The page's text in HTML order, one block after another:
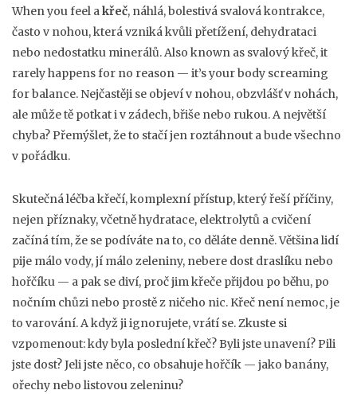
When you feel akřeč, náhlá, bolestivá svalová kontrakce,
často v nohou, která vzniká kvůli přetížení, dehydrataci
nebo nedostatku minerálů. Also known as svalový křeč, it
rarely happens for no reason — it’s your body screaming
for balance. Nejčastěji se objeví v nohou, obzvlášť v nohách,
ale může tě potkat i v zádech, břiše nebo rukou. A největší
chyba? Přemýšlet, že to stačí jen roztáhnout a bude všechno
v pořádku.
Skutečnáléčba křečí,komplexní přístup, který řeší příčiny,
nejen příznaky, včetně hydratace, elektrolytů a cvičení
začíná tím, že se podíváte na to, co děláte denně. Většina lidí
pije málo vody, jí málo zeleniny, nebere dost draslíku nebo
hořčíku — a pak se diví, proč jim křeče přijdou po běhu, po
nočním chůzi nebo prostě z ničeho nic. Křeč není nemoc, je
to varování. A když ji ignorujete, vrátí se. Zkuste si
vzpomenout: kdy byla poslední křeč? Byli jste unavení? Pili
jste dost? Jeli jste něco, co obsahuje hořčík — jako banány,
ořechy nebo listovou zeleninu?